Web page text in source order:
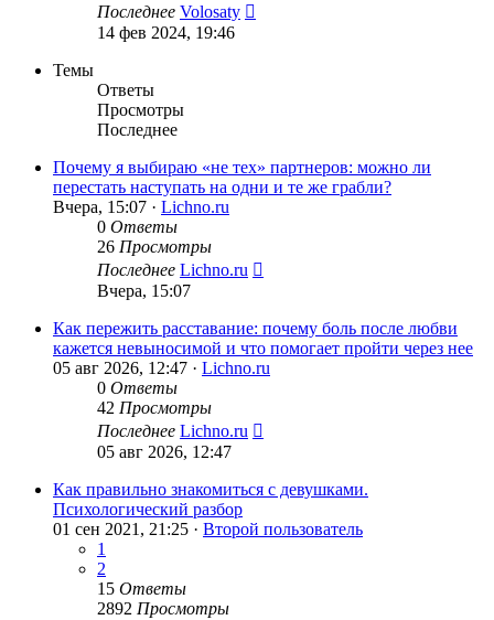
Последнее Volosaty
14 фев 2024, 19:46
Темы
Ответы
Просмотры
Последнее
Почему я выбираю «не тех» партнеров: можно ли
перестать наступать на одни и те же грабли?
Вчера, 15:07 · Lichno.ru
0 Ответы
26 Просмотры
Последнее Lichno.ru
Вчера, 15:07
Как пережить расставание: почему боль после любви
кажется невыносимой и что помогает пройти через нее
05 авг 2026, 12:47 · Lichno.ru
0 Ответы
42 Просмотры
Последнее Lichno.ru
05 авг 2026, 12:47
Как правильно знакомиться с девушками.
Психологический разбор
01 сен 2021, 21:25 · Второй пользователь
1
2
15 Ответы
2892 Просмотры